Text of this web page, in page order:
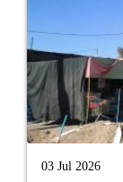
03 Jul 2026